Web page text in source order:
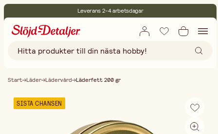
Leverans 2-4 arbetsdagar
Fri frakt vid köp över 499:-
Start Läder Lädervård Läderfett 200 gr
SISTA CHANSEN